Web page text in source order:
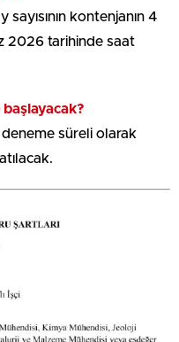
sayısının kontenjanın 4
2026 tarihinde saat
başlayacak?
süreli olarak